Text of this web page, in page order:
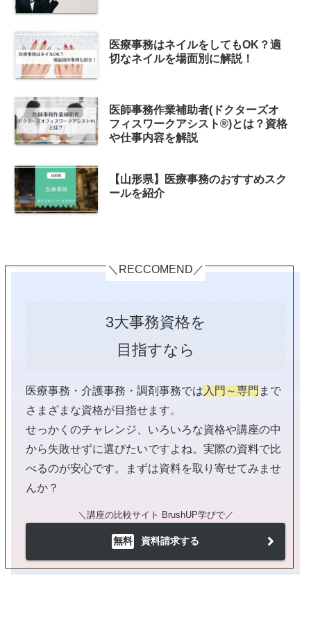
医療事務はネイルをしてもOK？適
切なネイルを場面別に解説！
医師事務作業補助者(ドクターズオ
フィスワークアシスト®)とは？資格
や仕事内容を解説
【山形県】医療事務のおすすめスク
ールを紹介
＼RECCOMEND／
3大事務資格を
目指すなら
医療事務・介護事務・調剤事務では 入門～専門 まで
さまざまな資格が目指せます。
せっかくのチャレンジ、いろいろな資格や講座の中
から失敗せずに選びたいですよね。実際の資料で比
べるのが安心です。まずは資料を取り寄せてみませ
んか？
＼講座の比較サイト BrushUP学びで／
無料 資料請求する